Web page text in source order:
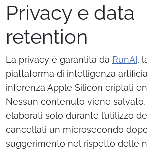
Privacy e data
retention
La privacy è garantita da RunAI,
piattaforma di intelligenza
inferenza Apple Silicon criptati
Nessun contenuto viene
elaborati solo durante l’utilizzo
cancellati un microsecondo
suggerimento nel rispetto delle